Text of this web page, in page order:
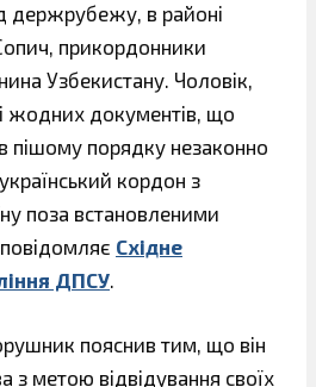
держрубежу, в районі
прикордонники
Узбекистану. Чоловік,
жодних документів, що
пішому порядку незаконно
кордон з
поза встановленими
Східне
ДПСУ.
пояснив тим, що він
з метою відвідування своїх